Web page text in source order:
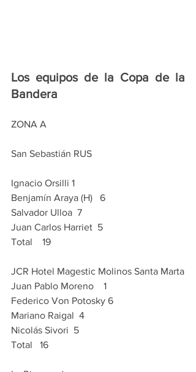
Los equipos de la Copa de la
Bandera
ZONA A
San Sebastián RUS
Ignacio Orsilli 1
Benjamín Araya (H)   6
Salvador Ulloa  7
Juan Carlos Harriet  5
Total    19
Juan Pablo Moreno    1
Federico Von Potosky 6
Mariano Raigal  4
Nicolás Sivori  5
Total   16